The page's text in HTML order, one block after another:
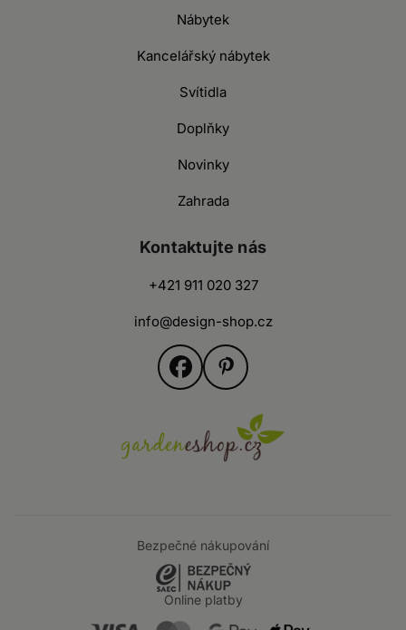
Nábytek
Kancelářský nábytek
Svítidla
Doplňky
Novinky
Zahrada
Kontaktujte nás
+421 911 020 327
info@design-shop.cz
Bezpečné nákupování
Online platby